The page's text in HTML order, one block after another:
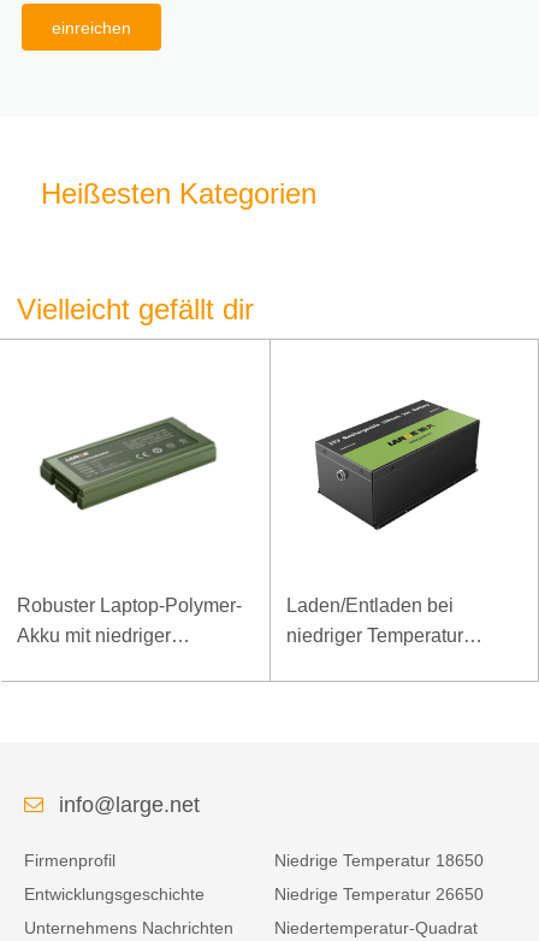
einreichen
Heißesten Kategorien
Vielleicht gefällt dir
Robuster Laptop-Polymer-
Akku mit niedriger
Laden/Entladen bei
niedriger Temperatur
info@large.net
Firmenprofil
Entwicklungsgeschichte
Unternehmens Nachrichten
Niedrige Temperatur 18650
Niedrige Temperatur 26650
Niedertemperatur-Quadrat